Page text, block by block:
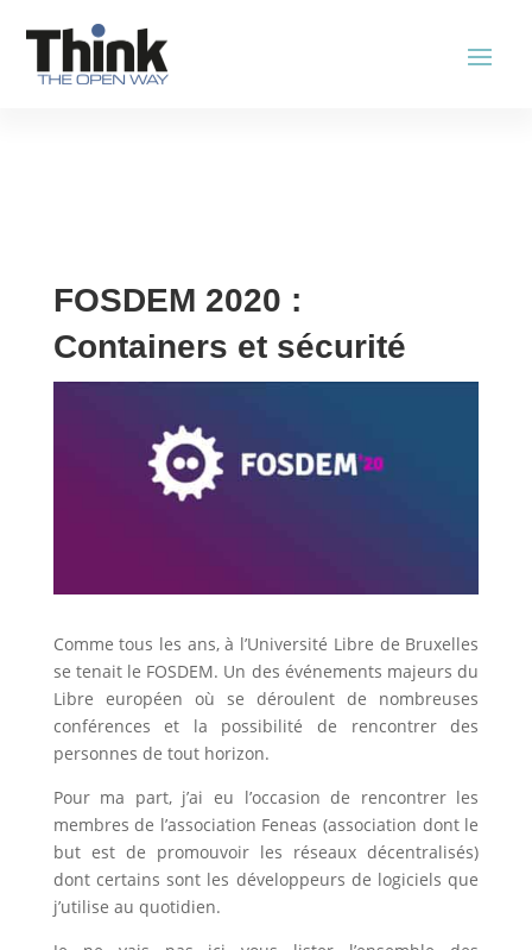
FOSDEM 2020 :
Containers et sécurité
Comme tous les ans, à l’Université Libre de Bruxelles
se tenait le FOSDEM. Un des événements majeurs du
Libre européen où se déroulent de nombreuses
conférences et la possibilité de rencontrer des
personnes de tout horizon.
Pour ma part, j’ai eu l’occasion de rencontrer les
membres de l’association Feneas (association dont le
but est de promouvoir les réseaux décentralisés)
dont certains sont les développeurs de logiciels que
j’utilise au quotidien.